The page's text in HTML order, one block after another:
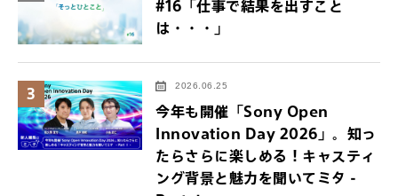
#16「仕事で結果を出すこと
は・・・」
3 2026.06.25
今年も開催「Sony Open
Innovation Day 2026」。知っ
たらさらに楽しめる！キャスティ
ング背景と魅力を聞いてミタ -